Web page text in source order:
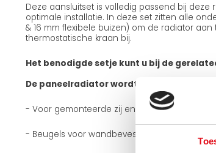
Deze aansluitset is volledig passend bij
optimale installatie. In deze set zitten alle
& 16 mm flexibele buizen) om de radiator
thermostatische kraan bij.
Het benodigde setje kunt u bij de
De paneelradiator wordt geleverd met:
- Voor gemonteerde zij en boven roosters
- Beugels voor wandbevestiging